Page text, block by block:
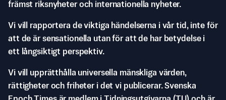
främst riksnyheter och internationella nyheter.
Vi vill rapportera de viktiga händelserna i vår tid, inte för
att de är sensationella utan för att de har betydelse i
ett långsiktigt perspektiv.
Vi vill upprätthålla universella mänskliga värden,
rättigheter och friheter i det vi publicerar. Svenska